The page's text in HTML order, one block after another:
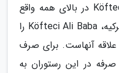
می نمایند، رستوران Köfteci Ali Baba در بالای همه واقع
شده است. تمام افراد سرشناس ترکیه، Köfteci Ali Baba را
آنهاست. برای صرف
در این رستوران به